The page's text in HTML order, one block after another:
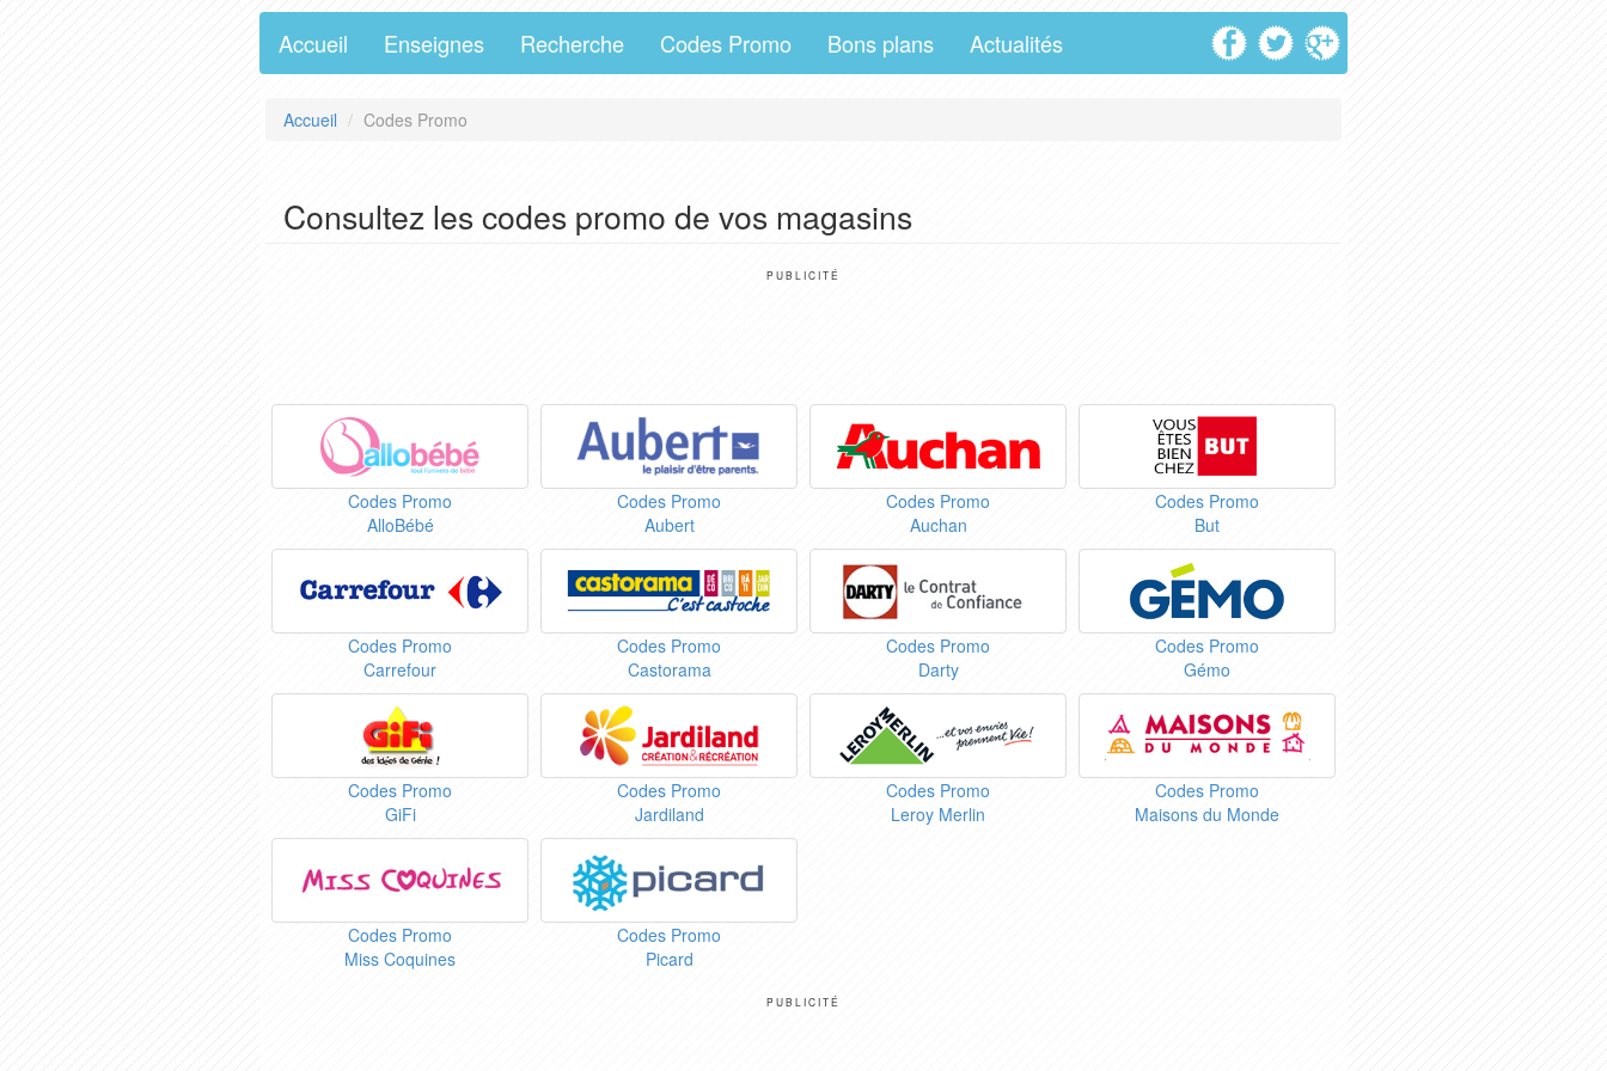
Accueil Enseignes Recherche Codes Promo Bons plans Actualités
Accueil Codes Promo
Consultez les codes promo de vos magasins
PUBLICITÉ
Codes Promo
AlloBébé
Codes Promo
Aubert
Codes Promo
Auchan
Codes Promo
But
Codes Promo
Carrefour
Codes Promo
Castorama
Codes Promo
Darty
Codes Promo
Gémo
Codes Promo
GiFi
Codes Promo
Jardiland
Codes Promo
Leroy Merlin
Codes Promo
Maisons du Monde
Codes Promo
Miss Coquines
Codes Promo
Picard
PUBLICITÉ